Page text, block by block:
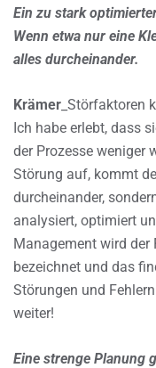
Ein zu stark
Wenn etwa nur eine
alles durcheinander.
Krämer _Störfaktoren
Ich habe erlebt, dass
der Prozesse weniger
Störung auf, kommt
durcheinander,
analysiert, optimiert
Management wird der
bezeichnet und das
Störungen und
weiter!
Eine strenge Planung